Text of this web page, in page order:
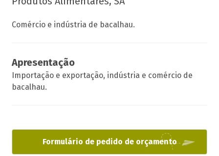
Comércio e indústria de bacalhau.
Apresentação
Importação e exportação, indústria e comércio de
bacalhau.
Formulário de pedido de orçamento